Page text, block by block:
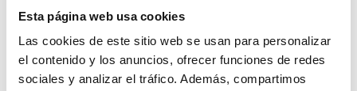
Esta página web usa cookies
Las cookies de este sitio web se usan para personalizar
el contenido y los anuncios, ofrecer funciones de redes
sociales y analizar el tráfico. Además, compartimos
Nombre